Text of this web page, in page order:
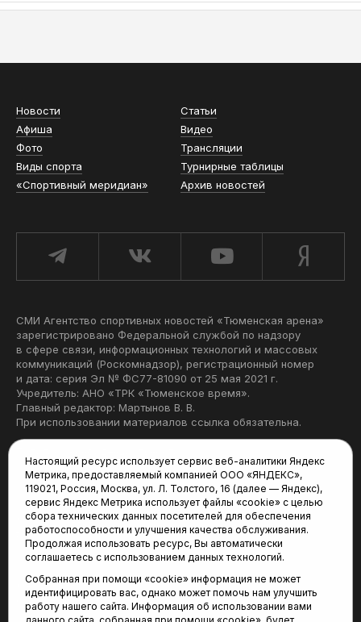
Новости
Статьи
Афиша
Видео
Фото
Трансляции
Виды спорта
Турнирные таблицы
«Спортивный меридиан»
Архив новостей
СМИ Агентство спортивных новостей «Тюменская арена»
зарегистрировано Федеральной службой по надзору
в сфере связи, информационных технологий и массовых
коммуникаций (Роскомнадзор), регистрационный номер
и дата: серия Эл № ФС77-81090 от 25 мая 2021 г.
Учредитель: АНО «ТРК «Тюменское время».
Главный редактор: Мартынов В. В.
При использовании материалов ссылка обязательна.
Редакция:
625035, Тюмень, пр. Геологоразведчиков, 28А
(3452) 68-22-28
tum-arena@mail.ru
Отдел продаж:
(3452) 68-89-78
kotovaev@sibinformburo.ru
Настоящий ресурс использует сервис веб-аналитики Яндекс
Метрика, предоставляемый компанией ООО «ЯНДЕКС»,
119021, Россия, Москва, ул. Л. Толстого, 16 (далее — Яндекс),
сервис Яндекс Метрика использует файлы «cookie» с целью
сбора технических данных посетителей для обеспечения
работоспособности и улучшения качества обслуживания.
Продолжая использовать ресурс, Вы автоматически
соглашаетесь с использованием данных технологий.
Собранная при помощи «cookie» информация не может
идентифицировать вас, однако может помочь нам улучшить
работу нашего сайта. Информация об использовании вами